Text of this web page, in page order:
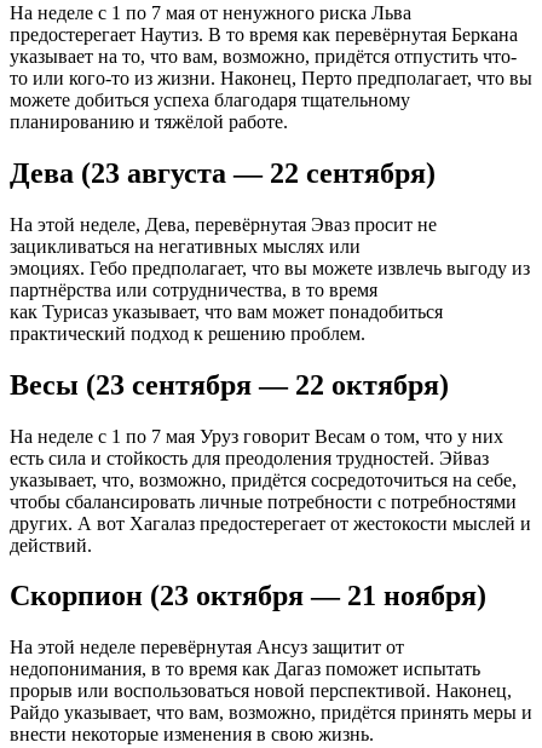
На неделе с 1 по 7 мая от ненужного риска Льва
предостерегает Наутиз. В то время как перевёрнутая Беркана
указывает на то, что вам, возможно, придётся отпустить что-
то или кого-то из жизни. Наконец, Перто предполагает, что вы
можете добиться успеха благодаря тщательному
планированию и тяжёлой работе.
Дева (23 августа — 22 сентября)
На этой неделе, Дева, перевёрнутая Эваз просит не
зацикливаться на негативных мыслях или
эмоциях. Гебо предполагает, что вы можете извлечь выгоду из
партнёрства или сотрудничества, в то время
как Турисаз указывает, что вам может понадобиться
практический подход к решению проблем.
Весы (23 сентября — 22 октября)
На неделе с 1 по 7 мая Уруз говорит Весам о том, что у них
есть сила и стойкость для преодоления трудностей. Эйваз
указывает, что, возможно, придётся сосредоточиться на себе,
чтобы сбалансировать личные потребности с потребностями
других. А вот Хагалаз предостерегает от жестокости мыслей и
действий.
Скорпион (23 октября — 21 ноября)
На этой неделе перевёрнутая Ансуз защитит от
недопонимания, в то время как Дагаз поможет испытать
прорыв или воспользоваться новой перспективой. Наконец,
Райдо указывает, что вам, возможно, придётся принять меры и
внести некоторые изменения в свою жизнь.